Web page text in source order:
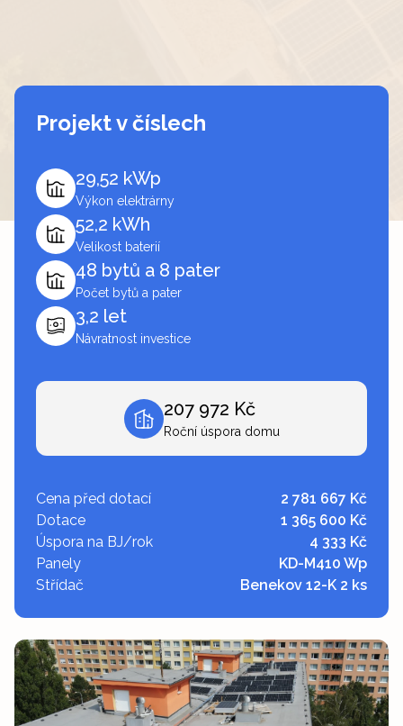
Projekt v číslech
29,52 kWp
Výkon elektrárny
52,2 kWh
Velikost baterií
48 bytů a 8 pater
Počet bytů a pater
3,2 let
Návratnost investice
207 972 Kč
Roční úspora domu
Cena před dotací
2 781 667 Kč
Dotace
1 365 600 Kč
Úspora na BJ/rok
4 333 Kč
Panely
KD-M410 Wp
Střídač
Benekov 12-K 2 ks